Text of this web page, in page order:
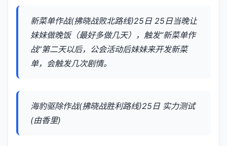
新菜单作战(拂晓战败北路线)25日 25日当晚让
妹妹做晚饭（最好多做几天），触发“新菜单作
战”第二天以后，公会活动后妹妹来开发新菜
单，会触发几次剧情。
海豹驱除作战(拂晓战胜利路线)25日 实力测试
(由香里)